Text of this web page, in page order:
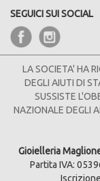
SEGUICI SUI SOCIAL
LA SOCIETA' HA
DEGLI AIUTI DI
SUSSISTE
NAZIONALE DEGLI
Gioielleria
Partita IVA: